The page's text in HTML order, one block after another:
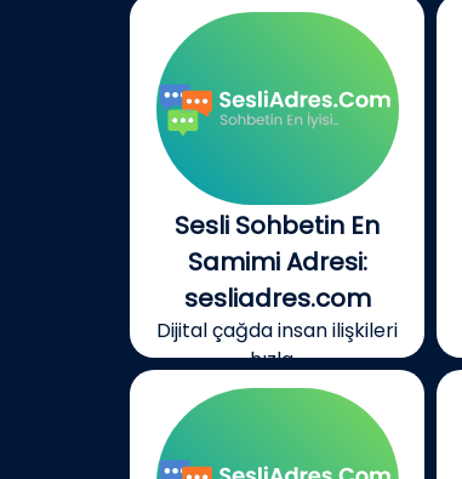
Sesli Sohbetin En
Samimi Adresi:
sesliadres.com
Dijital çağda insan ilişkileri
hızla...